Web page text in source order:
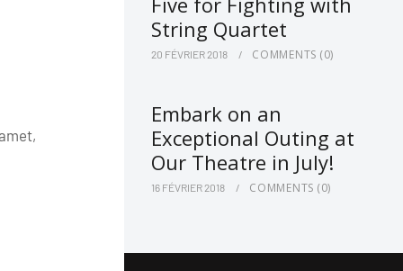
String Quartet
20 FÉVRIER 2018 COMMENTS (0)
Embark on an
Exceptional Outing at
Our Theatre in July!
16 FÉVRIER 2018 COMMENTS (0)